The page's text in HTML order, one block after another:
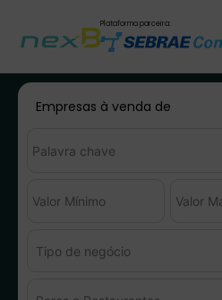
Plataforma parceira:
Empresas à venda de